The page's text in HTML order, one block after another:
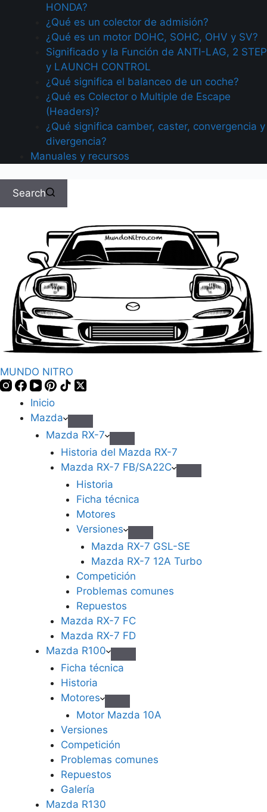
HONDA?
¿Qué es un colector de admisión?
¿Qué es un motor DOHC, SOHC, OHV y SV?
Significado y la Función de ANTI-LAG, 2 STEP
y LAUNCH CONTROL
¿Qué significa el balanceo de un coche?
¿Qué es Colector o Multiple de Escape
(Headers)?
¿Qué significa camber, caster, convergencia y
divergencia?
Manuales y recursos
Search
MUNDO NITRO
Inicio
Mazda
Mazda RX-7
Historia del Mazda RX-7
Mazda RX-7 FB/SA22C
Historia
Ficha técnica
Motores
Versiones
Mazda RX-7 GSL-SE
Mazda RX-7 12A Turbo
Competición
Problemas comunes
Repuestos
Mazda RX-7 FC
Mazda RX-7 FD
Mazda R100
Ficha técnica
Historia
Motores
Motor Mazda 10A
Versiones
Competición
Problemas comunes
Repuestos
Galería
Mazda R130